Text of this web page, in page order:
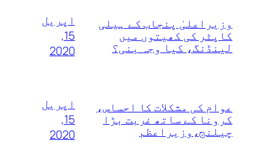
وزیراعلیٰ پنجاب کے ہیلی
کاپٹر کی کھیتوں میں
لینڈنگ، کیا وجہ بنی؟
اپریل
15,
2020
عوام کی مشکلات کا احساس،
کرونا کے ساتھ غربت بڑا
چیلنج،وزیراعظم
اپریل
15,
2020